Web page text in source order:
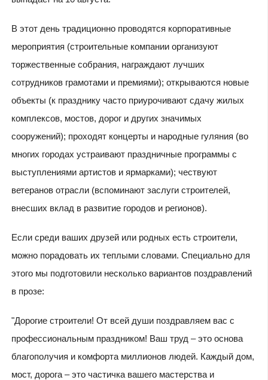
В этот день традиционно проводятся корпоративные
мероприятия (строительные компании организуют
торжественные собрания, награждают лучших
сотрудников грамотами и премиями); открываются новые
объекты (к празднику часто приурочивают сдачу жилых
комплексов, мостов, дорог и других значимых
сооружений); проходят концерты и народные гуляния (во
многих городах устраивают праздничные программы с
выступлениями артистов и ярмарками); чествуют
ветеранов отрасли (вспоминают заслуги строителей,
внесших вклад в развитие городов и регионов).
Если среди ваших друзей или родных есть строители,
можно порадовать их теплыми словами. Специально для
этого мы подготовили несколько вариантов поздравлений
в прозе:
"Дорогие строители! От всей души поздравляем вас с
профессиональным праздником! Ваш труд – это основа
благополучия и комфорта миллионов людей. Каждый дом,
мост, дорога – это частичка вашего мастерства и